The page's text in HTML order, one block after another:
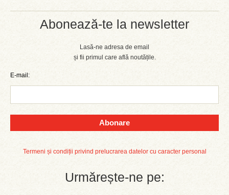
Abonează-te la newsletter
Lasă-ne adresa de email
și fii primul care află noutățile.
E-mail:
Abonare
Termeni și condiții privind prelucrarea datelor cu caracter personal
Urmărește-ne pe: